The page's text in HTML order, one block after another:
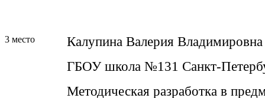
3 место
Калупина Валерия Владимировна
ГБОУ школа №131 Санкт-
Методическая разработка в